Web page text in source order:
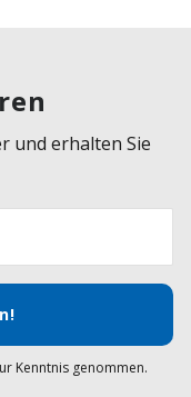
und erhalten Sie
Kenntnis genommen.